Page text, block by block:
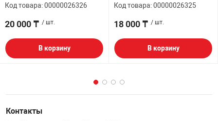
Код товара: 00000026326
20 000 ₸ / шт.
В корзину
Код товара: 00000026325
18 000 ₸ / шт.
В корзину
Контакты